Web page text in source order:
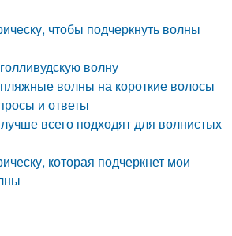
чтобы подчеркнуть волны
волну
пляжные волны на короткие волосы
и ответы
всего подходят для волнистых
которая подчеркнет мои